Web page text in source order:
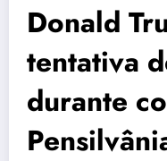
Donald
tentativa
durante